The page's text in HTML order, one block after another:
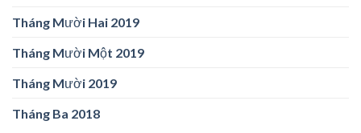
Tháng Mười Hai 2019
Tháng Mười Một 2019
Tháng Mười 2019
Tháng Ba 2018